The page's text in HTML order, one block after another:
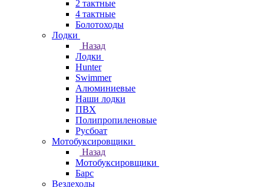
2 тактные
4 тактные
Болотоходы
Лодки
Назад
Лодки
Hunter
Swimmer
Алюминиевые
Наши лодки
ПВХ
Полипропиленовые
Русбоат
Мотобуксировщики
Назад
Мотобуксировщики
Барс
Вездеходы